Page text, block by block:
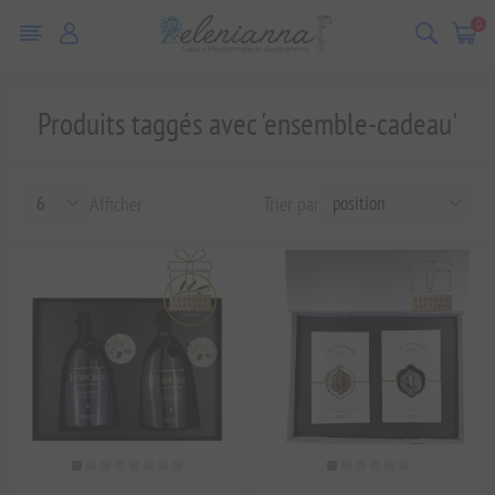
0
Produits taggés avec 'ensemble-cadeau'